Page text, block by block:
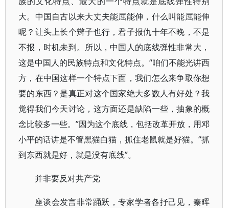
大。中国自古以来大丈夫能屈能伸，什么叫能屈能伸
呢？让头上长个辫子也行，君子报仇十年不晚，不是
不报，时机未到。所以，中国人的底线弹性非常大，
这是中国人的民族特点和文化特点。“咱们不能光讲西
方，在中国这样一个特点下面，我们怎么来争取你想
要的东西？是真正对这个国家绝大多数人有好处？我
觉得我们今天讨论，这方面还是缺陷一些，抽象的概
念比较多一些。”因为这个底线，包括改革开放，用邓
小平的话讲是不管黑猫白猫，抓住老鼠就是好猫。“抓
到东西就是好，就是没有底线”。
并非要反对共产党
座谈会发言非常踊跃，专家学者各抒己见，秦晖